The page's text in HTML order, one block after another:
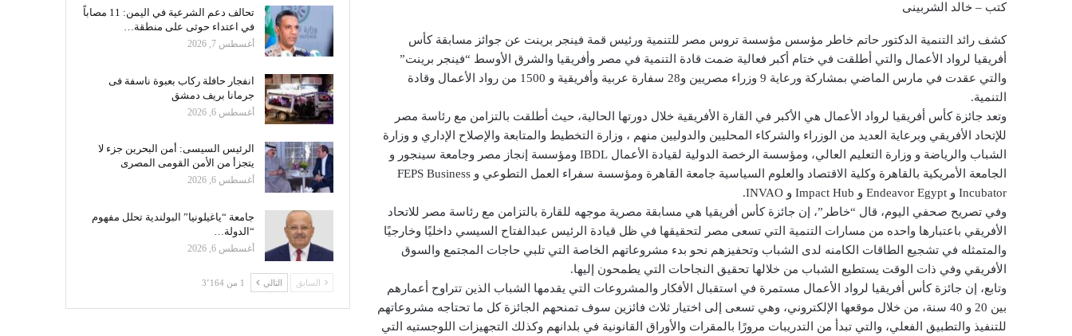
كتب – خالد الشربينى
كشف رائد التنمية الدكتور حاتم خاطر مؤسس مؤسسة تروس مصر للتنمية ورئيس قمة فينجر برينت عن جوائز مسابقة كأس
أفريقيا لرواد الأعمال والتي أطلقت في ختام أكبر فعالية ضمت قادة التنمية في مصر وأفريقيا والشرق الأوسط “فينجر برينت”
والتي عقدت في مارس الماضي بمشاركة ورعاية 9 وزراء مصريين و28 سفارة عربية وأفريقية و 1500 من رواد الأعمال وقادة
التنمية.
وتعد جائزة كأس أفريقيا لرواد الأعمال هي الأكبر في القارة الأفريقية خلال دورتها الحالية، حيث أطلقت بالتزامن مع رئاسة مصر
للإتحاد الأفريقي وبرعاية العديد من الوزراء والشركاء المحليين والدوليين منهم ، وزارة التخطيط والمتابعة والإصلاح الإداري و وزارة
الشباب والرياضة و وزارة التعليم العالي، ومؤسسة الرخصة الدولية لقيادة الأعمال IBDL ومؤسسة إنجاز مصر وجامعة سينجور و
الجامعة الأمريكية بالقاهرة وكلية الاقتصاد والعلوم السياسية جامعة القاهرة ومؤسسة سفراء العمل التطوعي و FEPS Business
Incubator و Endeavor Egypt و Impact Hub و INVAO.
وفي تصريح صحفي اليوم، قال “خاطر”، إن جائزة كأس أفريقيا هي مسابقة مصرية موجهه للقارة بالتزامن مع رئاسة مصر للاتحاد
الأفريقي باعتبارها واحده من مسارات التنمية التي تسعى مصر لتحقيقها في ظل قيادة الرئيس عبدالفتاح السيسي داخليًا وخارجيًا
والمتمثله في تشجيع الطاقات الكامنه لدى الشباب وتحفيزهم نحو بدء مشروعاتهم الخاصة التي تلبي حاجات المجتمع والسوق
الأفريقي وفي ذات الوقت يستطيع الشباب من خلالها تحقيق النجاحات التي يطمحون إليها.
وتابع، إن جائزة كأس أفريقيا لرواد الأعمال مستمرة في استقبال الأفكار والمشروعات التي يقدمها الشباب الذين تتراوح أعمارهم
بين 20 و 40 سنة، من خلال موقعها الإلكتروني، وهي تسعى إلى اختيار ثلاث فائزين سوف تمنحهم الجائزة كل ما تحتاجه مشروعاتهم
للتنفيذ والتطبيق الفعلي، والتي تبدأ من التدريبات مرورًا بالمقرات والأوراق القانونية في بلدانهم وكذلك التجهيزات اللوجستيه التي
تحالف دعم الشرعية في اليمن: 11 مصاباً
في اعتداء حوثى على منطقة…
أغسطس 7, 2026
انفجار حافلة ركاب بعبوة ناسفة فى
جرمانا بريف دمشق
أغسطس 6, 2026
الرئيس السيسى: أمن البحرين جزء لا
يتجزأ من الأمن القومى المصرى
أغسطس 6, 2026
جامعة “ياغيلونيا” البولندية تحلل مفهوم
“الدولة…
أغسطس 6, 2026
السابق التالي 1 من 3٬164